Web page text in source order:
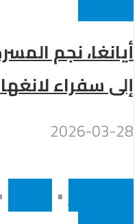
أيانغا، نجم
إلى سفراء
2026-03-28
•